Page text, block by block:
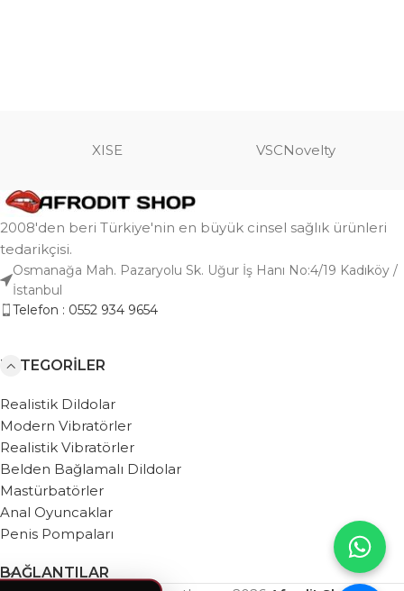
XISE VSCNovelty
2008'den beri Türkiye'nin en büyük cinsel sağlık ürünleri
tedarikçisi.
Osmanağa Mah. Pazaryolu Sk. Uğur İş Hanı No:4/19 Kadıköy /
İstanbul
Telefon : 0552 934 9654
KATEGORILER
Realistik Dildolar
Modern Vibratörler
Realistik Vibratörler
Belden Bağlamalı Dildolar
Mastürbatörler
Anal Oyuncaklar
Penis Pompaları
BAĞLANTILAR